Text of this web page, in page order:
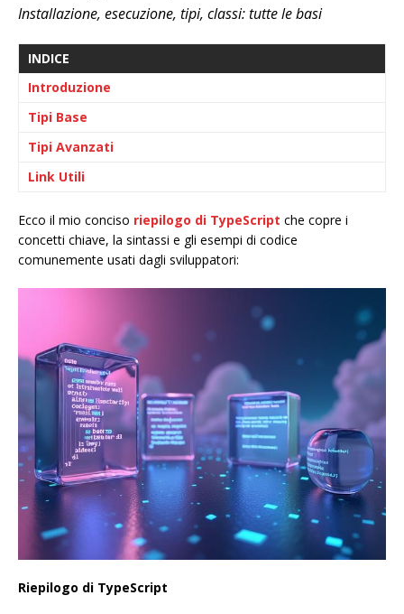
Installazione, esecuzione, tipi, classi: tutte le basi
INDICE
Introduzione
Tipi Base
Tipi Avanzati
Link Utili
Ecco il mio conciso riepilogo di TypeScript che copre i
concetti chiave, la sintassi e gli esempi di codice
comunemente usati dagli sviluppatori:
Riepilogo di TypeScript